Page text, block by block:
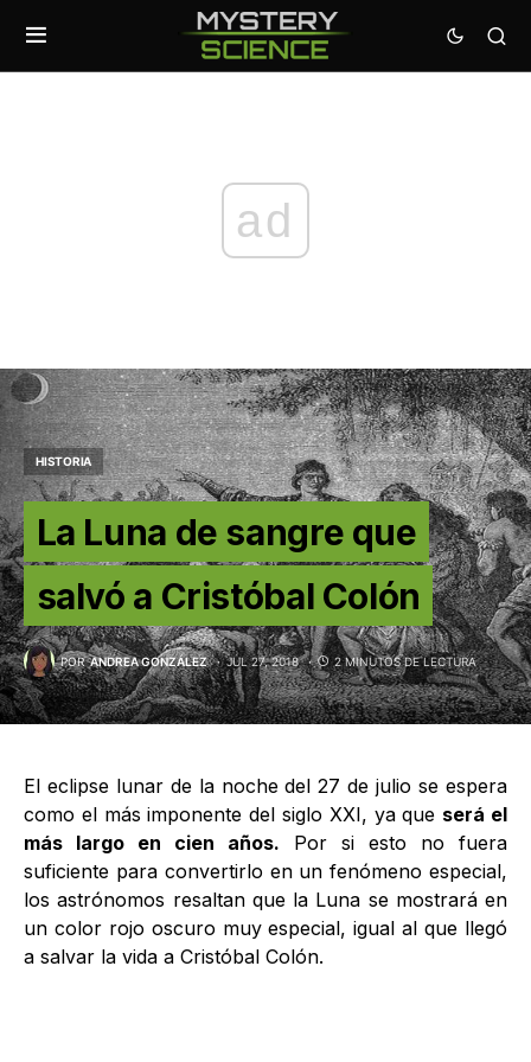
ad
HISTORIA
La Luna de sangre que
salvó a Cristóbal Colón
POR ANDREA GONZÁLEZ JUL 27, 2018 2 MINUTOS DE LECTURA
El eclipse lunar de la noche del 27 de julio se espera
como el más imponente del siglo XXI, ya que será el
más largo en cien años. Por si esto no fuera
suficiente para convertirlo en un fenómeno especial,
los astrónomos resaltan que la Luna se mostrará en
un color rojo oscuro muy especial, igual al que llegó
a salvar la vida a Cristóbal Colón.